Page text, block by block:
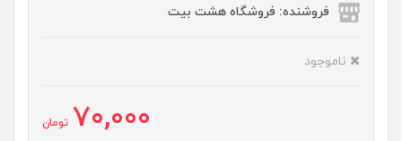
فروشنده: فروشگاه هشت بیت
ناموجود
70,000 تومان